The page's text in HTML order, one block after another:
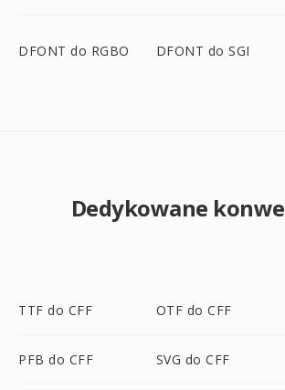
DFONT do RGBO DFONT do SGI
Dedykowane
TTF do CFF OTF do CFF
PFB do CFF SVG do CFF